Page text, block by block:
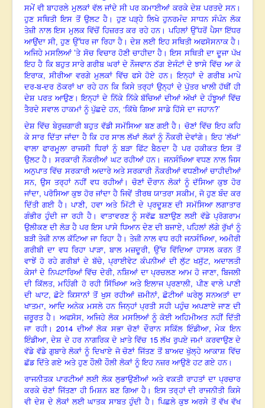
ਸਮੇਂ ਵੀ ਬਾਹਰਲੇ ਮੁਲਕਾਂ ਵੱਲ ਜਾਂਦੇ ਸੀ ਪਰ ਕਮਾਈਆਂ ਕਰਕੇ ਦੇਸ਼ ਪਰਤਦੇ ਸਨ।
ਹੁਣ ਸਥਿਤੀ ਇਸ ਤੋਂ ਉਲਟ ਹੈ। ਹੁਣ ਪੜ੍ਹੇ ਲਿਖੇ ਹੁਨਰਮੰਦ ਸਾਧਨ ਸੰਪੰਨ ਲੋਕ
ਤੇਜ਼ੀ ਨਾਲ ਇਸ ਮੁਲਕ ਵਿੱਚੋਂ ਹਿਜ਼ਰਤ ਕਰ ਰਹੇ ਹਨ। ਪਹਿਲਾਂ ਉੱਧਰੋਂ ਪੈਸਾ ਇੱਧਰ
ਆਉਂਦਾ ਸੀ,ਹੁਣ ਉੱਧਰ ਜਾ ਰਿਹਾ ਹੈ। ਦੇਸ਼ ਲਈ ਇਹ ਸਥਿਤੀ ਅਫਸੋਸਨਾਕ ਹੈ।
ਅਜਿਹੇ ਮਸਲਿਆਂ’ਤੇ ਸੋਚ ਵਿਚਾਰ ਹੋਣੀ ਚਾਹੀਦਾ ਹੈ।ਇਸ ਸਥਿਤੀ ਦਾ ਦੂਜਾ ਪੱਖ
ਇਹ ਹੈ ਕਿ ਬਹੁਤ ਸਾਰੇ ਗਰੀਬ ਘਰਾਂ ਦੇ ਨੌਜਵਾਨ ਠੱਗ ਏਜੰਟਾਂ ਦੇ ਝਾਸੇ ਵਿੱਚ ਆ ਕੇ
ਇਰਾਕ, ਸੀਰੀਆ ਵਰਗੇ ਮੁਲਕਾਂ ਵਿੱਚ ਫਸੇ ਹੋਏ ਹਨ। ਇਨ੍ਹਾਂ ਦੇ ਗਰੀਬ ਮਾਪੇ
ਦਰ-ਬ-ਦਰ ਠੋਕਰਾਂ ਖਾ ਰਹੇ ਹਨ ਕਿ ਕਿਸੇ ਤਰ੍ਹਾਂ ਉਨ੍ਹਾਂ ਦੇ ਪੁੱਤਰ ਖਾਲੀ ਹੱਥੀਂ ਹੀ
ਦੇਸ਼ ਪਰਤ ਆਉਣ। ਇਨ੍ਹਾਂ ਦੇ ਨਿੱਕੇ ਨਿੱਕੇ ਬੱਚਿਆਂ ਦੀਆਂ ਅੱਖਾਂ ਦੇ ਹੰਝੂਆਂ ਵਿੱਚ
ਤੈਰਦੇ ਸਵਾਲ ਹਾਕਮਾਂ ਨੂੰ ਪੁੱਛਦੇ ਹਨ, ‘ਕਿੱਥੇ ਗਿਆ ਸਾਡੇ ਹਿੱਸੇ ਦਾ ਜਹਾਨ?’
ਦੇਸ਼ ਵਿੱਚ ਬੇਰੁਜ਼ਗਾਰੀ ਬਹੁਤ ਵੱਡੀ ਸਮੱਸਿਆ ਬਣ ਗਈ ਹੈ। ਚੋਣਾਂ ਵਿੱਚ ਇਹ ਕਹਿ
ਕੇ ਸਾਰ ਦਿੱਤਾ ਜਾਂਦਾ ਹੈ ਕਿ ਹਰ ਸਾਲ ਲੱਖਾਂ ਲੋਕਾਂ ਨੂੰ ਨੌਕਰੀ ਦੇਵਾਂਗੇ। ਇਹ ‘ਲੱਖਾਂ’
ਵਾਲਾ ਫਾਰਮੂਲਾ ਰਾਜਸੀ ਧਿਰਾਂ ਨੂੰ ਬੜਾ ਫਿੱਟ ਬੈਠਦਾ ਹੈ ਪਰ ਹਕੀਕਤ ਇਸ ਤੋਂ
ਉਲਟ ਹੈ। ਸਰਕਾਰੀ ਨੌਕਰੀਆਂ ਘਟ ਰਹੀਆਂ ਹਨ। ਜਨਸੰਖਿਆ ਵਧਣ ਨਾਲ ਜਿਸ
ਅਨੁਪਾਤ ਵਿੱਚ ਸਰਕਾਰੀ ਅਦਾਰੇ ਅਤੇ ਸਰਕਾਰੀ ਨੌਕਰੀਆਂ ਵਧਣੀਆਂ ਚਾਹੀਦੀਆਂ
ਸਨ, ਉਸ ਤਰ੍ਹਾਂ ਨਹੀਂ ਵਧ ਰਹੀਆਂ। ਚੋਣਾਂ ਦੌਰਾਨ ਲੋਕਾਂ ਨੂੰ ਦੱਸਿਆ ਕੁਝ ਹੋਰ
ਜਾਂਦਾ,ਪਰੋਸਿਆ ਕੁਝ ਹੋਰ ਜਾਂਦਾ ਹੈ ਜਿਵੇਂ ਤੀਰਥ ਯਾਤਰਾ ਸਕੀਮ, ਜੋ ਹੁਣ ਬੰਦ ਕਰ
ਦਿੱਤੀ ਗਈ ਹੈ। ਪਾਣੀ, ਹਵਾ ਅਤੇ ਮਿੱਟੀ ਦੇ ਪ੍ਰਦੂਸ਼ਣ ਦੀ ਸਮੱਸਿਆ ਲਗਾਤਾਰ
ਗੰਭੀਰ ਹੁੰਦੀ ਜਾ ਰਹੀ ਹੈ। ਵਾਤਾਵਰਣ ਨੂੰ ਸਵੱਛ ਬਣਾਉਣ ਲਈ ਵੱਡੇ ਪ੍ਰੋਗਰਾਮ
ਉਲੀਕਣ ਦੀ ਲੋੜ ਹੈ ਪਰ ਇਸ ਪਾਸੇ ਧਿਆਨ ਦੇਣ ਦੀ ਬਜਾਏ, ਪਹਿਲਾਂ ਲੱਗੇ ਰੁੱਖਾਂ ਨੂੰ
ਬੜੀ ਤੇਜ਼ੀ ਨਾਲ ਕੱਟਿਆ ਜਾ ਰਿਹਾ ਹੈ। ਤੇਜ਼ੀ ਨਾਲ ਵਧ ਰਹੀ ਜਨਸੰਖਿਆ,ਅਮੀਰੀ
ਗਰੀਬੀ ਦਾ ਵਧ ਰਿਹਾ ਪਾੜਾ, ਬਾਲ ਮਜ਼ਦੂਰੀ, ਉੱਚ ਵਿੱਦਿਆ ਹਾਸਲ ਕਰਨ ਤੋਂ
ਵਾਝੇਂ ਹੋ ਰਹੇ ਗਰੀਬਾਂ ਦੇ ਬੱਚੇ, ਪ੍ਰਾਈਵੇਟ ਕੰਪਨੀਆਂ ਦੀ ਲੁੱਟ ਖਸੁੱਟ,ਅਦਾਲਤੀ
ਕੇਸਾਂ ਦੇ ਨਿਪਟਾਰਿਆਂ ਵਿੱਚ ਦੇਰੀ,ਨਸ਼ਿਆਂ ਦਾ ਪ੍ਰਚਲਣ ਆਮ ਹੋ ਜਾਣਾ,ਬਿਜਲੀ
ਦੀ ਕਿੱਲਤ,ਮਹਿੰਗੀ ਹੋ ਰਹੀ ਸਿੱਖਿਆ ਅਤੇ ਇਲਾਜ ਪ੍ਰਣਾਲੀ, ਪੀਣ ਵਾਲੇ ਪਾਣੀ
ਦੀ ਘਾਟ,ਛੋਟੇ ਕਿਸਾਨਾਂ ਤੋਂ ਖੁਸ ਰਹੀਆਂ ਜ਼ਮੀਨਾਂ,ਛੋਟੀਆਂ ਘਰੇਲੂ ਸਨਅਤਾਂ ਦਾ
ਖਾਤਮਾ, ਆਦਿ ਅਨੇਕ ਮਸਲੇ ਹਨ ਜਿਨ੍ਹਾਂ ਪ੍ਰਤੀ ਸਹੀ ਪਹੁੰਚ ਅਪਣਾਏ ਜਾਣ ਦੀ
ਜ਼ਰੂਰਤ ਹੈ। ਅਫਸੋਸ, ਅਜਿਹੇ ਲੋਕ ਮਸਲਿਆਂ ਨੂੰ ਕੋਈ ਅਹਿਮੀਅਤ ਨਹੀਂ ਦਿੱਤੀ
ਜਾ ਰਹੀ।2014 ਦੀਆਂ ਲੋਕ ਸਭਾ ਚੋਣਾਂ ਦੌਰਾਨ ਸਕਿੱਲ ਇੰਡੀਆ,ਮੇਕ ਇਨ
ਇੰਡੀਆ,ਦੇਸ਼ ਦੇ ਹਰ ਨਾਗਰਿਕ ਦੇ ਖ਼ਾਤੇ ਵਿੱਚ 15ਲੱਖ ਰੁਪਏ ਜਮਾਂ ਕਰਵਾਉਣ ਦੇ
ਵੱਡੇ ਵੱਡੇ ਗੁਬਾਰੇ ਲੋਕਾਂ ਨੂੰ ਦਿਖਾਏ ਜੋ ਚੋਣਾਂ ਜਿੱਤਣ ਤੋਂ ਬਾਅਦ ਖੁੱਲ੍ਹੇ ਆਕਾਸ਼ ਵਿੱਚ
ਛੱਡ ਦਿੱਤੇ ਗਏ ਅਤੇ ਹੁਣ ਹੌਲੀ ਹੌਲੀ ਲੋਕਾਂ ਨੂੰ ਇਹ ਨਜ਼ਰ ਆਉਣੋ ਹਟ ਗਏ ਹਨ।
ਰਾਜਨੀਤਕ ਪਾਰਟੀਆਂ ਲਈ ਲੋਕ ਲੁਭਾਉਣੀਆਂ ਅਤੇ ਵਕਤੀ ਰਾਹਤਾਂ ਦਾ ਪ੍ਰਚਾਰ
ਕਰਕੇ ਚੋਣਾਂ ਜਿੱਤਣਾ ਹੀ ਮਿਸ਼ਨ ਬਣ ਗਿਆ ਹੈ। ਇਸ ਤਰ੍ਹਾਂ ਦੀ ਰਾਜਨੀਤੀ ਕਿਸੇ
ਵੀ ਦੇਸ਼ ਦੇ ਲੋਕਾਂ ਲਈ ਘਾਤਕ ਸਾਬਤ ਹੁੰਦੀ ਹੈ। ਪਿਛਲੇ ਕੁਝ ਅਰਸੇ ਤੋਂ ਵੱਖ ਵੱਖ